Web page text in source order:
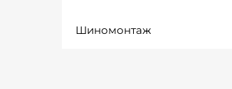
Шиномонтаж